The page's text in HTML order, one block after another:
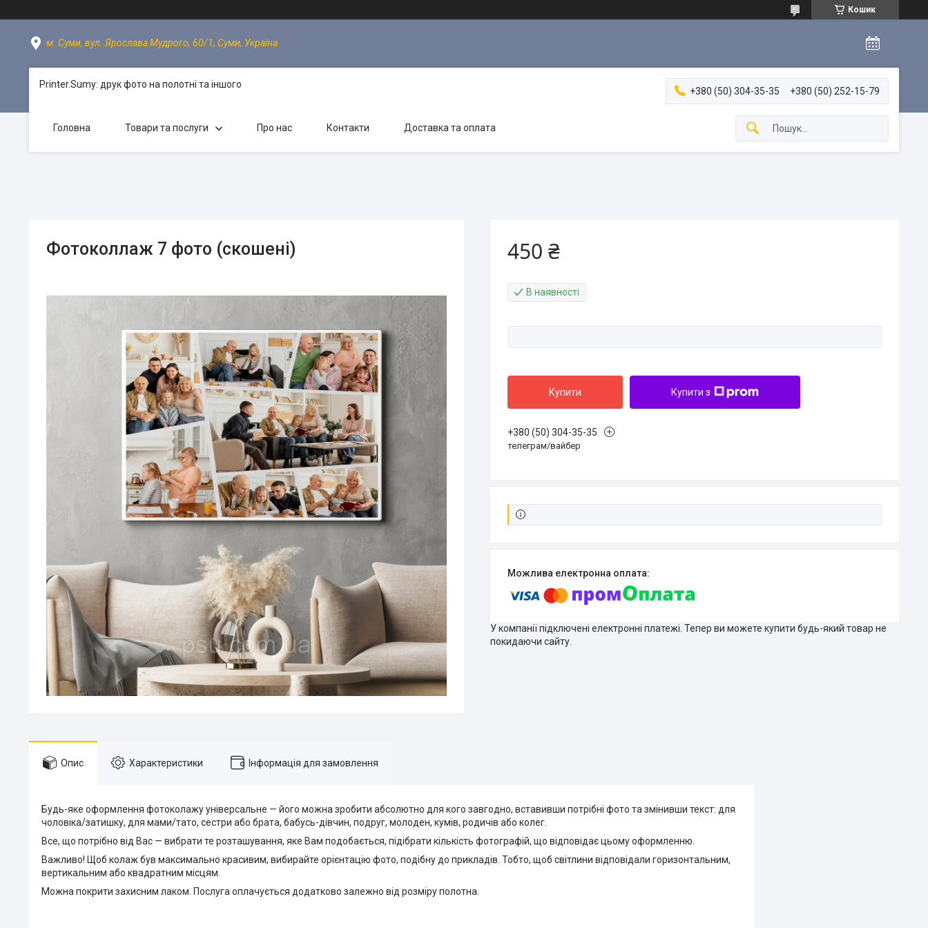
Кошик
м. Суми, вул. Ярослава Мудрого, 60/1, Суми, Україна
Printer.Sumy: друк фото на полотні та іншого
+380 (50) 304-35-35 +380 (50) 252-15-79
Головна Товари та послуги Про нас Контакти Доставка та оплата
Фотоколлаж 7 фото (скошені) 450 ₴
В наявності
Купити Купити з
+380 (50) 304-35-35
телеграм/вайбер
У компанії підключені електронні платежі. Тепер ви можете купити будь-який товар не
покидаючи сайту.
Опис Характеристики Інформація для замовлення
Будь-яке оформлення фотоколажу універсальне — його можна зробити абсолютно для кого завгодно, вставивши потрібні фото та змінивши текст: для
чоловіка/затишку, для мами/тато, сестри або брата, бабусь-дівчин, подруг, молоден, кумів, родичів або колег.
Все, що потрібно від Вас — вибрати те розташування, яке Вам подобається, підібрати кількість фотографій, що відповідає цьому оформленню.
Важливо! Щоб колаж був максимально красивим, вибирайте орієнтацію фото, подібну до прикладів. Тобто, щоб світлини відповідали горизонтальним,
вертикальним або квадратним місцям.
Можна покрити захисним лаком. Послуга оплачується додатково залежно від розміру полотна.